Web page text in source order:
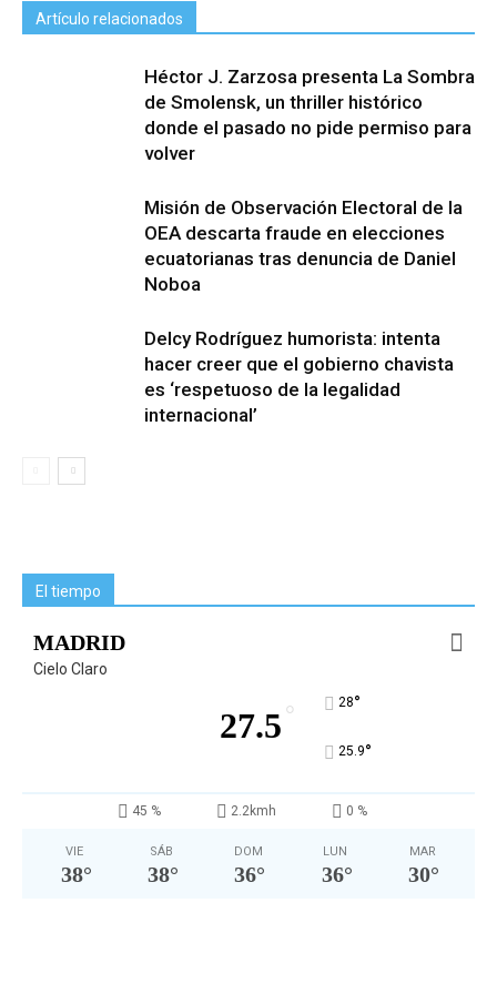
Artículo relacionados
Héctor J. Zarzosa presenta La Sombra
de Smolensk, un thriller histórico
donde el pasado no pide permiso para
volver
Misión de Observación Electoral de la
OEA descarta fraude en elecciones
ecuatorianas tras denuncia de Daniel
Noboa
Delcy Rodríguez humorista: intenta
hacer creer que el gobierno chavista
es ‘respetuoso de la legalidad
internacional’
El tiempo
MADRID
Cielo Claro
27.5 ° 28°
25.9°
45 % 2.2kmh 0 %
VIE
38°
SÁB
38°
DOM
36°
LUN
36°
MAR
30°